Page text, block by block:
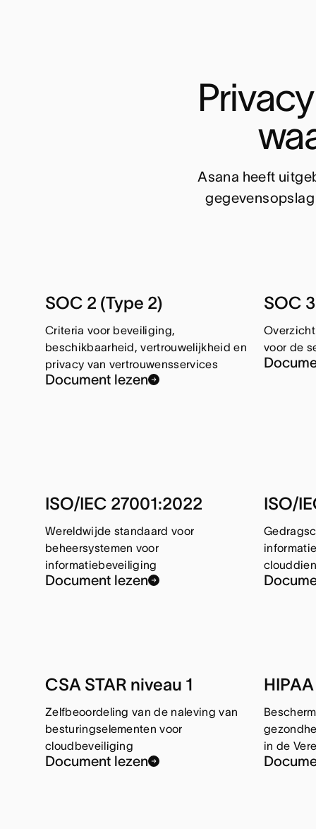
Asana heeft
SOC 2 (Type 2)
Criteria voor beveiliging,
beschikbaarheid, vertrouwelijkheid en
privacy van vertrouwensservices
Document lezen
SOC 3
voor de
ISO/IEC 27001:2022
Wereldwijde standaard voor
beheersystemen voor
informatiebeveiliging
Document lezen
ISO/
CSA STAR niveau 1
Zelfbeoordeling van de naleving van
besturingselementen voor
cloudbeveiliging
Document lezen
HIPAA
in de